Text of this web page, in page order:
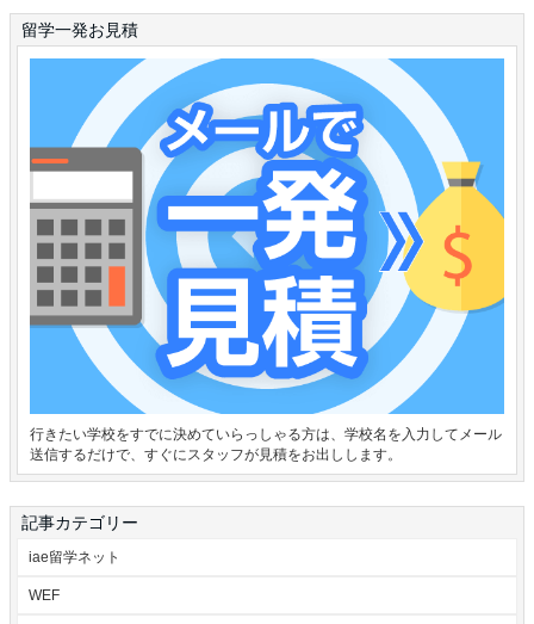
留学一発お見積
行きたい学校をすでに決めていらっしゃる方は、学校名を入力してメール
送信するだけで、すぐにスタッフが見積をお出しします。
記事カテゴリー
iae留学ネット
WEF